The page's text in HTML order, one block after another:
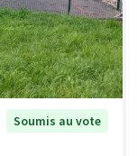
Soumis au vote